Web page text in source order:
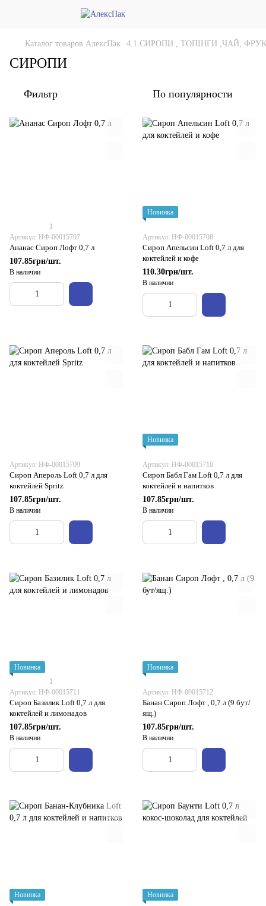
Каталог товаров АлексПак 4.1.СИРОПИ , ТОПІНГИ ,ЧАЙ,
СИРОПИ
Фильтр По популярности
1
Артикул: НФ-00015707
Ананас Сироп Лофт 0,7 л
107.85грн/шт.
В наличии
Новинка
Артикул: НФ-00015708
Сироп Апельсин Loft 0,7 л для
коктейлей и кофе
110.30грн/шт.
В наличии
Артикул: НФ-00015709
Сироп Апероль Loft 0,7 л для
коктейлей Spritz
107.85грн/шт.
В наличии
Новинка
Артикул: НФ-00015710
Сироп Бабл Гам Loft 0,7 л для
коктейлей и напитков
107.85грн/шт.
В наличии
Новинка
1
Артикул: НФ-00015711
Сироп Базилик Loft 0,7 л для
коктейлей и лимонадов
107.85грн/шт.
В наличии
Новинка
Артикул: НФ-00015712
Банан Сироп Лофт , 0,7 л (9 бут/
ящ.)
107.85грн/шт.
В наличии
Новинка Новинка